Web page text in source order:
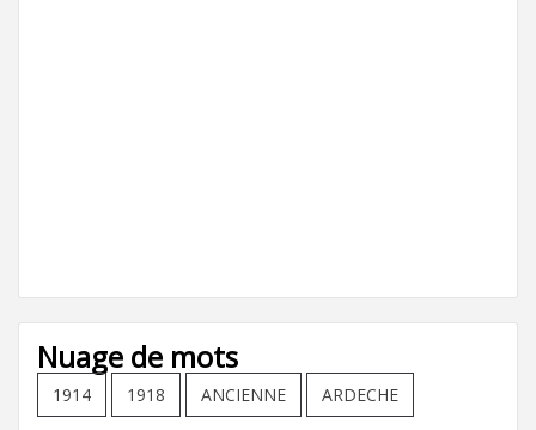
Nuage de mots
1914 1918 ANCIENNE ARDECHE